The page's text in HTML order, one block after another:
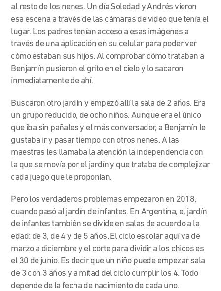
al resto de los nenes. Un día Soledad y Andrés vieron
esa escena a través de las cámaras de video que tenía el
lugar. Los padres tenían acceso a esas imágenes a
través de una aplicación en su celular para poder ver
cómo estaban sus hijos. Al comprobar cómo trataban a
Benjamín pusieron el grito en el cielo y lo sacaron
inmediatamente de ahí.
Buscaron otro jardín y empezó allí la sala de 2 años. Era
un grupo reducido, de ocho niños. Aunque era el único
que iba sin pañales y el más conversador, a Benjamín le
gustaba ir y pasar tiempo con otros nenes. A las
maestras les llamaba la atención la independencia con
la que se movía por el jardín y que trataba de complejizar
cada juego que le proponían.
Pero los verdaderos problemas empezaron en 2018,
cuando pasó al jardín de infantes. En Argentina, el jardín
de infantes también se divide en salas de acuerdo a la
edad: de 3, de 4 y de 5 años. El ciclo escolar aquí va de
marzo a diciembre y el corte para dividir a los chicos es
el 30 de junio. Es decir que un niño puede empezar sala
de 3 con 3 años y a mitad del ciclo cumplir los 4. Todo
depende de la fecha de nacimiento de cada uno.